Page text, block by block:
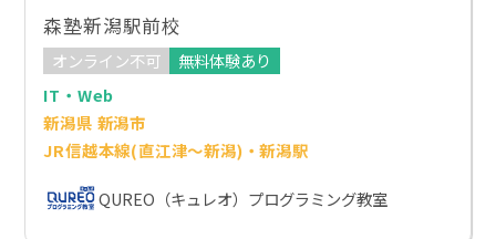
森塾新潟駅前校
オンライン不可
無料体験あり
IT・Web
新潟県 新潟市
JR信越本線(直江津～新潟)・新潟駅
QUREO（キュレオ）プログラミング教室